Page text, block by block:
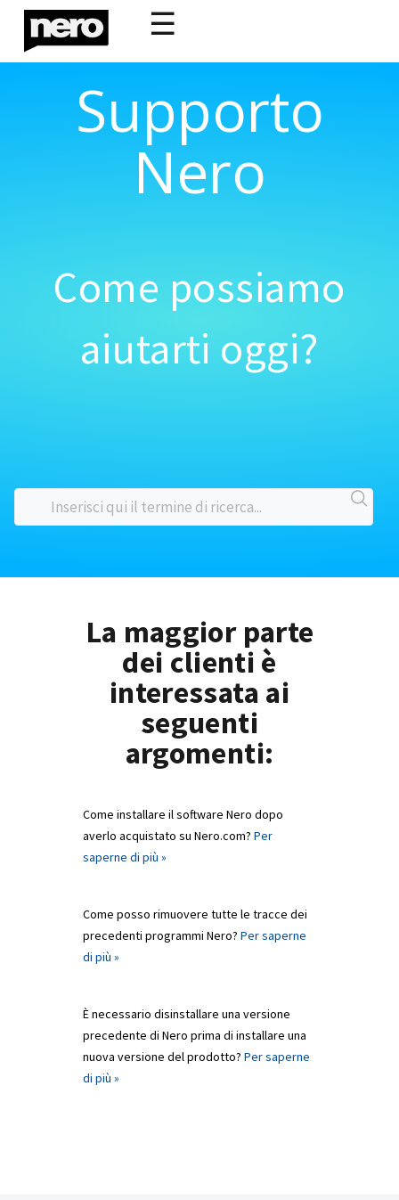
☰
Supporto
Nero
Come possiamo
aiutarti oggi?
La maggior parte
dei clienti è
interessata ai
seguenti
argomenti:
Come installare il software Nero dopo
averlo acquistato su Nero.com? Per
saperne di più »
Come posso rimuovere tutte le tracce dei
precedenti programmi Nero? Per saperne
di più »
È necessario disinstallare una versione
precedente di Nero prima di installare una
nuova versione del prodotto? Per saperne
di più »